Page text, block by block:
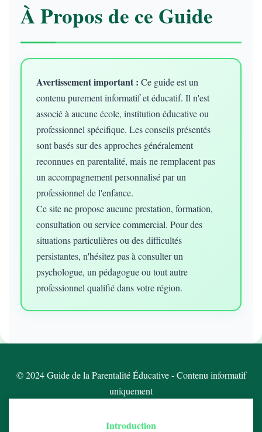
À Propos de ce Guide
Avertissement important : Ce guide est un
contenu purement informatif et éducatif. Il n'est
associé à aucune école, institution éducative ou
professionnel spécifique. Les conseils présentés
sont basés sur des approches généralement
reconnues en parentalité, mais ne remplacent pas
un accompagnement personnalisé par un
professionnel de l'enfance.
Ce site ne propose aucune prestation, formation,
consultation ou service commercial. Pour des
situations particulières ou des difficultés
persistantes, n'hésitez pas à consulter un
psychologue, un pédagogue ou tout autre
professionnel qualifié dans votre région.
© 2024 Guide de la Parentalité Éducative - Contenu informatif
uniquement
Introduction